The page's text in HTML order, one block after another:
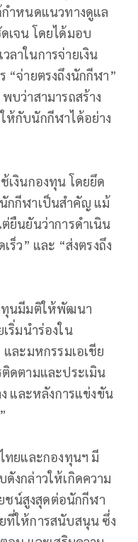
กำหนดแนวทางดูแล
เจน โดยได้มอบ
ลาในการจ่ายเงิน
“จ่ายตรงถึงนักกีฬา”
บว่าสามารถสร้าง
ห้กับนักกีฬาได้อย่าง
เงินกองทุน โดยยึด
กกีฬาเป็นสำคัญ แม้
ยืนยันว่าการดำเนิน
ร็ว” และ “ส่งตรงถึง
ทุนมีมติให้พัฒนา
ริ่มนำร่องใน
ละมหกรรมเอเชีย
ดตามและประเมิน
และหลังการแข่งขัน
ทยและกองทุนฯ มี
งกล่าวให้เกิดความ
ยชน์สูงสุดต่อนักกีฬา
ที่ให้การสนับสนุน ซึ่ง